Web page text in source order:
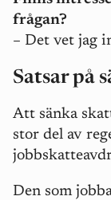
frågan?
– Det vet jag
Satsar på
Att sänka
stor del av
Den som